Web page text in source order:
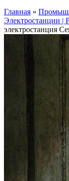
Главная »
Электростанции |
электростанция